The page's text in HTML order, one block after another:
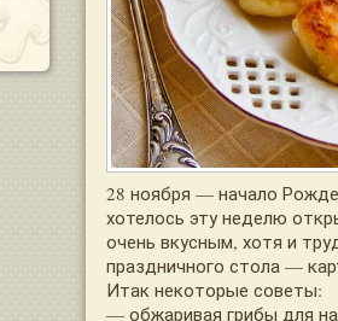
28 ноября — начало
хотелось эту неделю
очень вкусным, хотя и
праздничного стола —
Итак некоторые советы:
— обжаривая грибы для